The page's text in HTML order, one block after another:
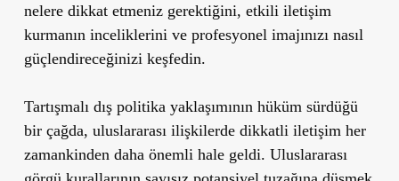
nelere dikkat etmeniz gerektiğini, etkili iletişim
kurmanın inceliklerini ve profesyonel imajınızı nasıl
güçlendireceğinizi keşfedin.
Tartışmalı dış politika yaklaşımının hüküm sürdüğü
bir çağda, uluslararası ilişkilerde dikkatli iletişim her
zamankinden daha önemli hale geldi. Uluslararası